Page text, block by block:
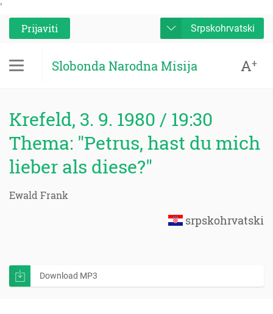
'
Prijaviti
Srpskohrvatski
Slobonda Narodna Misija A+
Krefeld, 3. 9. 1980 / 19:30
Thema: "Petrus, hast du mich
lieber als diese?"
Ewald Frank
srpskohrvatski
Download MP3